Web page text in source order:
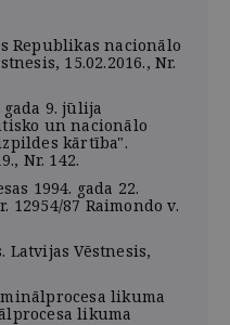
Republikas nacionālo
15.02.2016., Nr.
9. jūlija
un nacionālo
kārtība".
Nr. 142.
1994. gada 22.
87 Raimondo v.
Vēstnesis,
likuma
likuma